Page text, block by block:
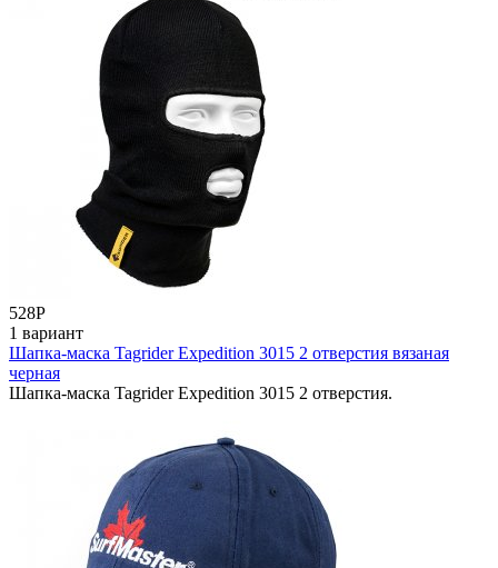
528Р
1 вариант
Шапка-маска Tagrider Expedition 3015 2 отверстия вязаная
черная
Шапка-маска Tagrider Expedition 3015 2 отверстия.